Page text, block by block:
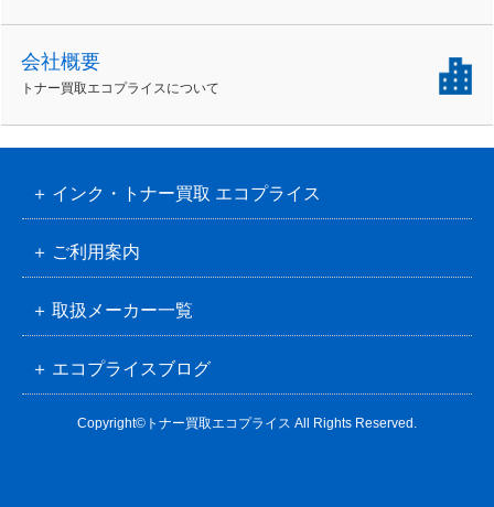
会社概要
トナー買取エコプライスについて
インク・トナー買取 エコプライス
ご利用案内
取扱メーカー一覧
エコプライスブログ
Copyright©トナー買取エコプライス All Rights Reserved.